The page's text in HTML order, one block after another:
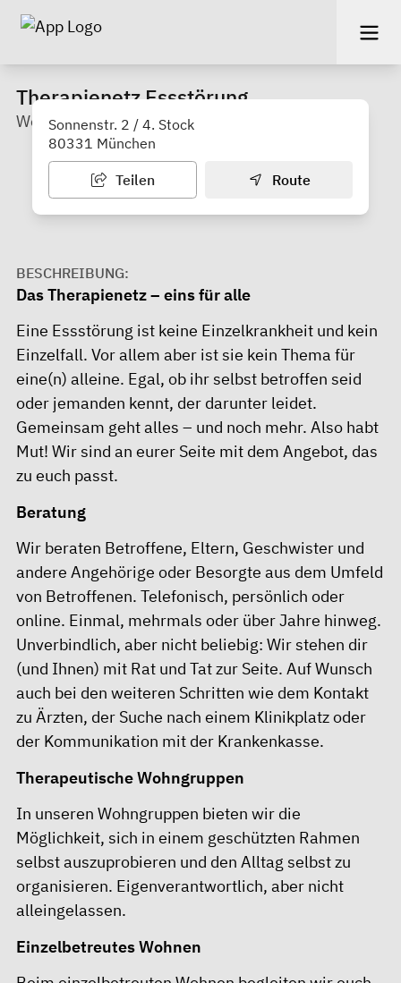
Therapienetz Essstörung
Wenn essen dein leben beeinträchtigt
Sonnenstr. 2 / 4. Stock
80331 München
Teilen Route
BESCHREIBUNG:
Das Therapienetz – eins für alle
Eine Essstörung ist keine Einzelkrankheit und kein
Einzelfall. Vor allem aber ist sie kein Thema für
eine(n) alleine. Egal, ob ihr selbst betroffen seid
oder jemanden kennt, der darunter leidet.
Gemeinsam geht alles – und noch mehr. Also habt
Mut! Wir sind an eurer Seite mit dem Angebot, das
zu euch passt.
Beratung
Wir beraten Betroffene, Eltern, Geschwister und
andere Angehörige oder Besorgte aus dem Umfeld
von Betroffenen. Telefonisch, persönlich oder
online. Einmal, mehrmals oder über Jahre hinweg.
Unverbindlich, aber nicht beliebig: Wir stehen dir
(und Ihnen) mit Rat und Tat zur Seite. Auf Wunsch
auch bei den weiteren Schritten wie dem Kontakt
zu Ärzten, der Suche nach einem Klinikplatz oder
der Kommunikation mit der Krankenkasse.
Therapeutische Wohngruppen
In unseren Wohngruppen bieten wir die
Möglichkeit, sich in einem geschützten Rahmen
selbst auszuprobieren und den Alltag selbst zu
organisieren. Eigenverantwortlich, aber nicht
alleingelassen.
Einzelbetreutes Wohnen